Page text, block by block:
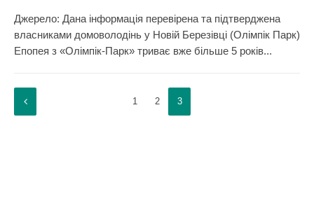
Джерело: Дана інформація перевірена та підтверджена
власниками домоволодінь у Новій Березівці (Олімпік Парк)
Епопея з «Олімпік-Парк» триває вже більше 5 років...
1 2 3